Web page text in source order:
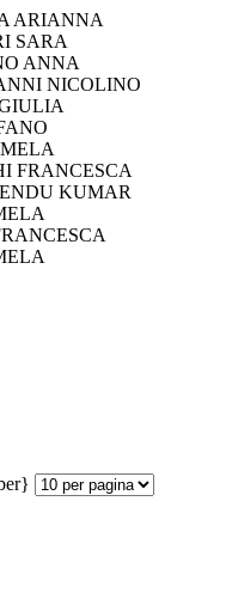
ARIANNA
SARA
ANNA
NICOLINO
FRANCESCA
KUMAR